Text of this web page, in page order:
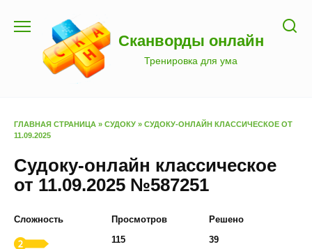
содержанию
Сканворды онлайн
Тренировка для ума
ГЛАВНАЯ СТРАНИЦА » СУДОКУ » СУДОКУ-ОНЛАЙН КЛАССИЧЕСКОЕ ОТ
11.09.2025
Судоку-онлайн классическое
от 11.09.2025 №587251
Сложность
Просмотров
115
Решено
39